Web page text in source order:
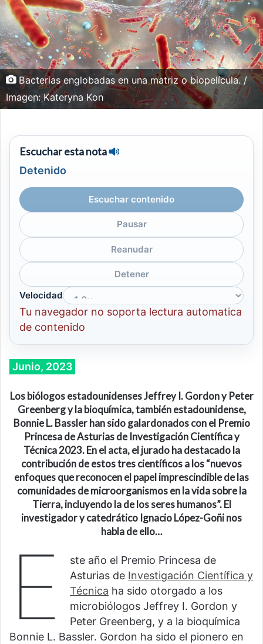
Bacterias englobadas en una matriz o biopelícula. /
Imagen: Kateryna Kon
Escuchar esta nota
Detenido
Escuchar contenido
Pausar
Reanudar
Detener
Velocidad
Tu navegador no soporta lectura automatica
de contenido
Junio, 2023
Los biólogos estadounidenses Jeffrey I. Gordon y Peter
Greenberg y la bioquímica, también estadounidense,
Bonnie L. Bassler han sido galardonados con el Premio
Princesa de Asturias de Investigación Científica y
Técnica 2023. En el acta, el juradohadestacadola
contribución de estos tres científicos a los “nuevos
enfoques que reconocen el papel imprescindible de las
comunidades de microorganismos en la vida sobre la
Tierra, incluyendo la de los seres humanos”.El
investigador y catedrático Ignacio López-Goñinos
habla de ello…
E
ste año el Premio Princesa de
Asturias de Investigación Científica y
Técnica ha sido otorgado a los
microbiólogos Jeffrey I. Gordon y
Peter Greenberg, y a la bioquímica
Bonnie L. Bassler. Gordon ha sido el pionero en